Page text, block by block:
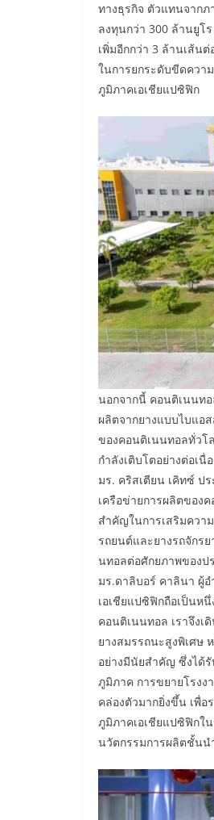
ทางธุรกิจ ตัวแทนจากภ
ลงทุนกว่า 300 ล้านยูโ
เพิ่มอีกกว่า 3 ล้านเส้น
ในการยกระดับขีดควา
ภูมิภาคเอเชียแปซิฟิก
นอกจากนี้ คอนติเนนทอ
ผลิตจากยางแบบไบแอ
ของคอนติเนนทอลทั่วโ
กำลังเติบโตอย่างต่อเ
มร. คริสเตียน เคิทซ์ ป
เครือข่ายการผลิตของ
สำคัญในการเสริมควา
รถยนต์และยางรถจักร
นทอลต่อศักยภาพของป
มร.ดาลิบอร์ คาลินา ผู้
เอเชียแปซิฟิกถือเป็นห
คอนติเนนทอล เราจึง
ยางสมรรถนะสูงพิเศษ
อย่างมีนัยสำคัญ ซึ่งได้
ภูมิภาค การขยายโรงง
คล่องตัวมากยิ่งขึ้น เพื่อ
ภูมิภาคเอเชียแปซิฟิกใน
นวัตกรรมการผลิตชั้นน